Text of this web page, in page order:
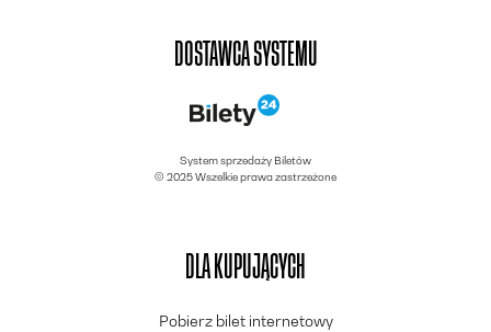
DOSTAWCA SYSTEMU
System sprzedaży Biletów
© 2025 Wszelkie prawa zastrzeżone
DLA KUPUJĄCYCH
Pobierz bilet internetowy